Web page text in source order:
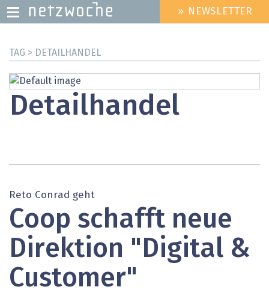
zum
HEADER
MENU
» NEWSLETTER
TAG > DETAILHANDEL
Detailhandel
Reto Conrad geht
Coop schafft neue
Direktion "Digital &
Customer"